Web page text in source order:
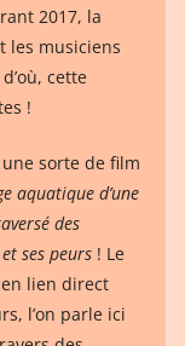
2017, la
les musiciens
cette
!
sorte de film
aquatique d’une
des
ses peurs ! Le
lien direct
l’on parle ici